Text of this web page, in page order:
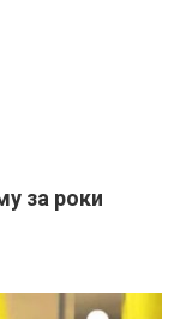
за роки